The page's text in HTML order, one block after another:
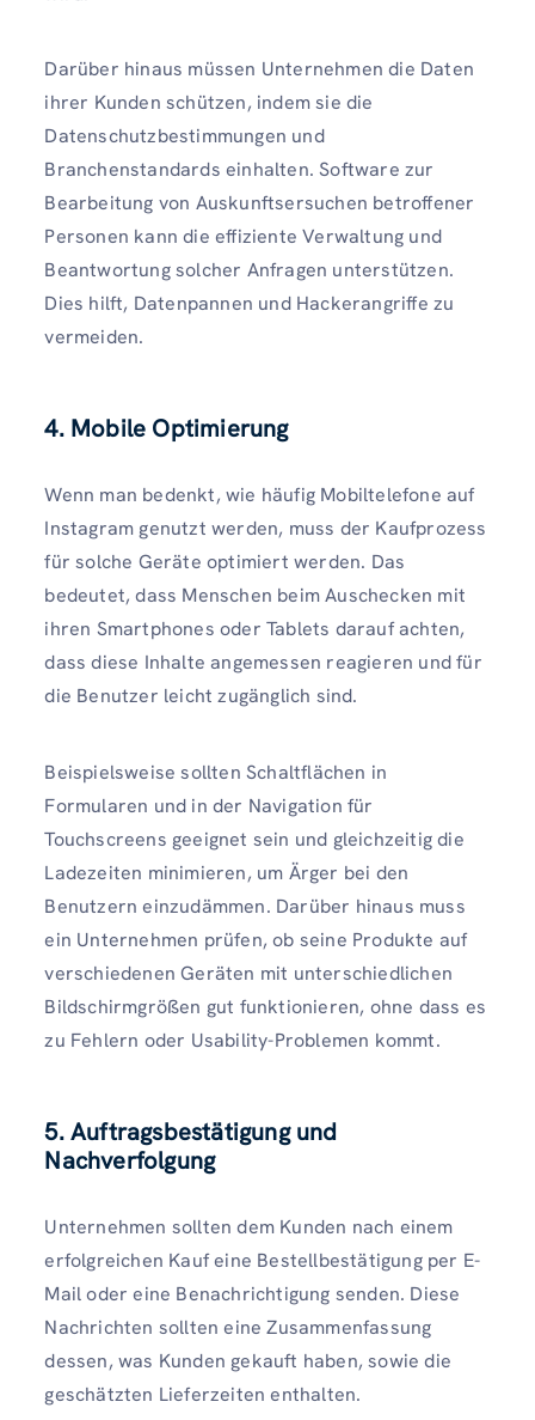
Darüber hinaus müssen Unternehmen die Daten
ihrer Kunden schützen, indem sie die
Datenschutzbestimmungen und
Branchenstandards einhalten. Software zur
Bearbeitung von Auskunftsersuchen betroffener
Personen kann die effiziente Verwaltung und
Beantwortung solcher Anfragen unterstützen.
Dies hilft, Datenpannen und Hackerangriffe zu
vermeiden.
4. Mobile Optimierung
Wenn man bedenkt, wie häufig Mobiltelefone auf
Instagram genutzt werden, muss der Kaufprozess
für solche Geräte optimiert werden. Das
bedeutet, dass Menschen beim Auschecken mit
ihren Smartphones oder Tablets darauf achten,
dass diese Inhalte angemessen reagieren und für
die Benutzer leicht zugänglich sind.
Beispielsweise sollten Schaltflächen in
Formularen und in der Navigation für
Touchscreens geeignet sein und gleichzeitig die
Ladezeiten minimieren, um Ärger bei den
Benutzern einzudämmen. Darüber hinaus muss
ein Unternehmen prüfen, ob seine Produkte auf
verschiedenen Geräten mit unterschiedlichen
Bildschirmgrößen gut funktionieren, ohne dass es
zu Fehlern oder Usability-Problemen kommt.
5. Auftragsbestätigung und
Nachverfolgung
Unternehmen sollten dem Kunden nach einem
erfolgreichen Kauf eine Bestellbestätigung per E-
Mail oder eine Benachrichtigung senden. Diese
Nachrichten sollten eine Zusammenfassung
dessen, was Kunden gekauft haben, sowie die
geschätzten Lieferzeiten enthalten.